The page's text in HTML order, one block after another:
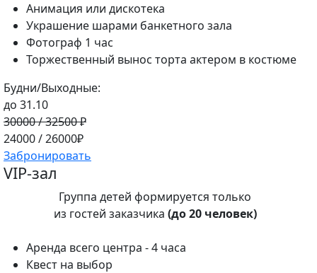
Анимация или дискотека
Украшение шарами банкетного зала
Фотограф 1 час
Торжественный вынос торта актером в костюме
Будни/Выходные:
до 31.10
30000 / 32500 ₽
24000 / 26000₽
Забронировать
VIP-зал
Группа детей формируется только
из гостей заказчика (до 20 человек)
Аренда всего центра - 4 часа
Квест на выбор